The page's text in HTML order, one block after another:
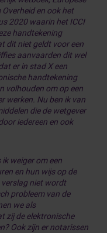
en ook het
2020 waarin het ICCI
handtekening
dit niet geldt voor een
aanvaarden dit wel
er in stad X een
handtekening
volhouden om op een
werken. Nu ben ik van
die de wetgever
iedereen en ook
weiger om een
en hun wijs op de
niet wordt
probleem van de
we als
zij de elektronische
Ook zijn er notarissen